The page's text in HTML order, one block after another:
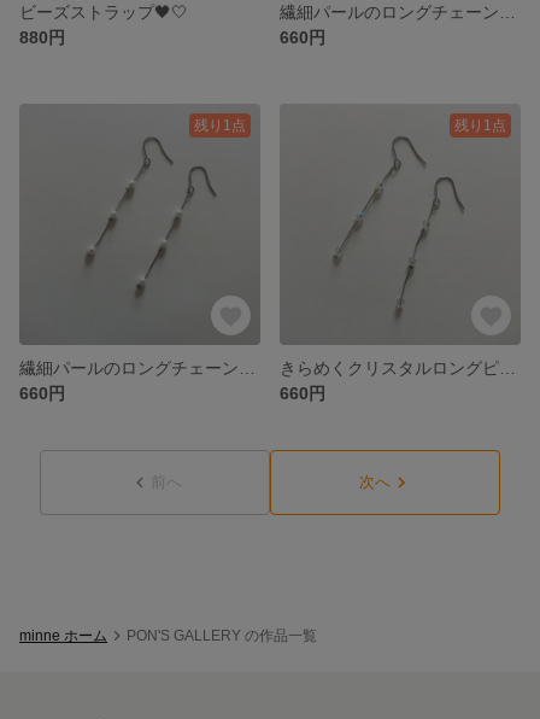
ビーズストラップ🖤🤍
880円
660円
残り1点
660円
残り1点
660円
前へ 次へ
minne ホーム PON'S GALLERY の作品一覧